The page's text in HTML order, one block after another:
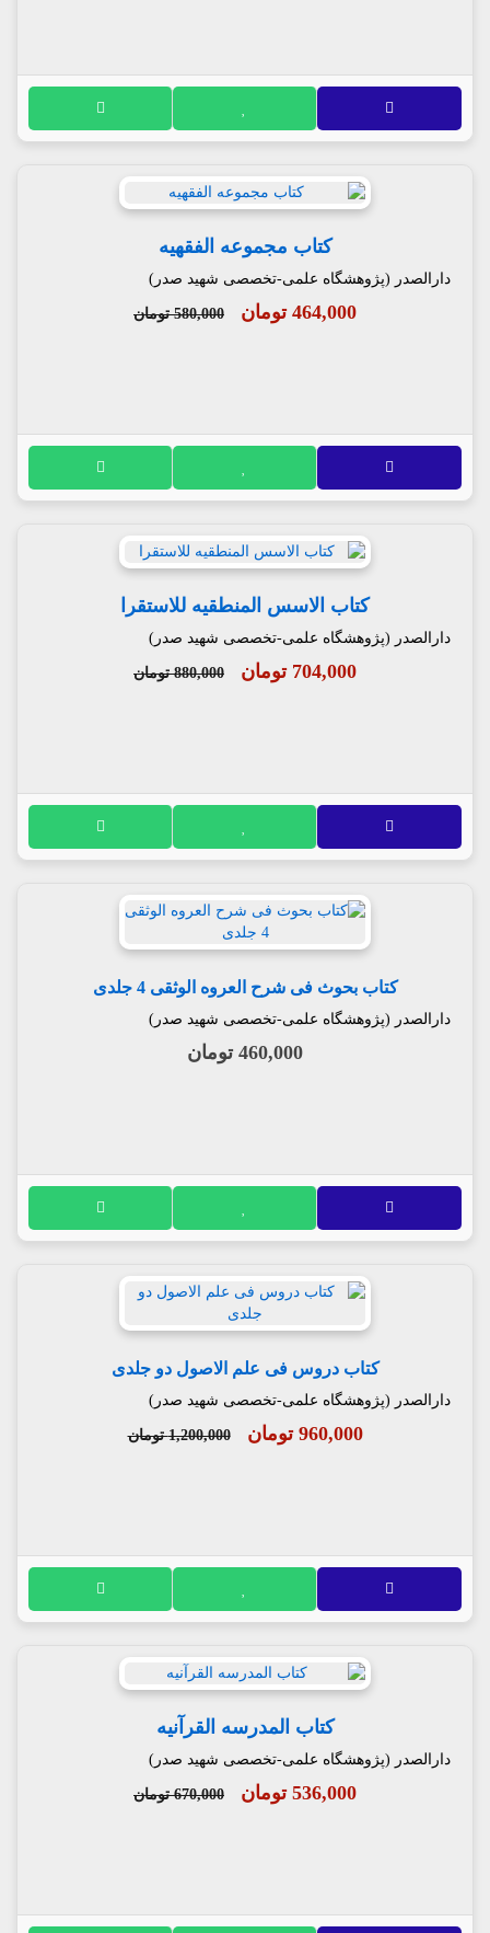
کتاب مجموعه الفقهیه
دارالصدر (پژوهشگاه علمی-تخصصی شهید صدر)
464,000 تومان 580,000 تومان
کتاب الاسس المنطقیه للاستقرا
دارالصدر (پژوهشگاه علمی-تخصصی شهید صدر)
704,000 تومان 880,000 تومان
کتاب بحوث فی شرح العروه الوثقی 4 جلدی
دارالصدر (پژوهشگاه علمی-تخصصی شهید صدر)
460,000 تومان
کتاب دروس فی علم الاصول دو جلدی
دارالصدر (پژوهشگاه علمی-تخصصی شهید صدر)
960,000 تومان 1,200,000 تومان
کتاب المدرسه القرآنیه
دارالصدر (پژوهشگاه علمی-تخصصی شهید صدر)
536,000 تومان 670,000 تومان